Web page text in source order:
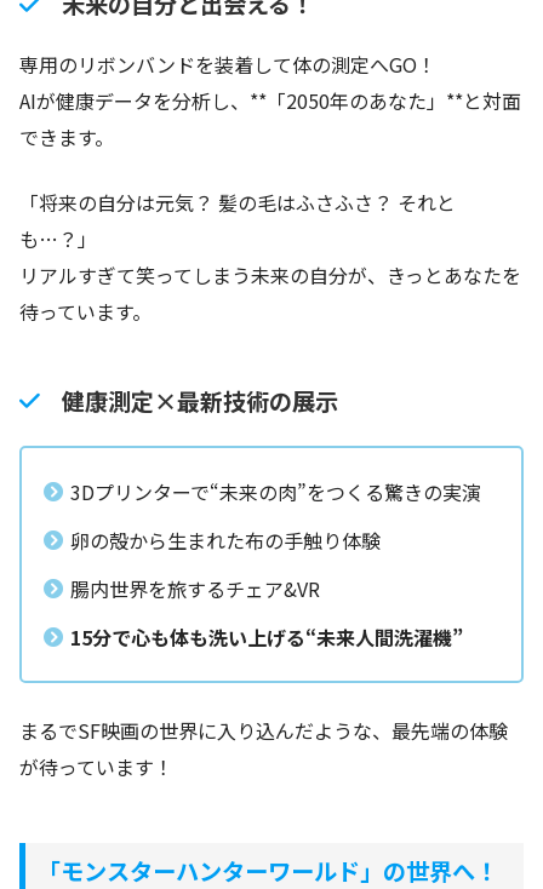
専用のリボンバンドを装着して体の測定へGO！
AIが健康データを分析し、**「2050年のあなた」**と対面
できます。
「将来の自分は元気？ 髪の毛はふさふさ？ それと
も…？」
リアルすぎて笑ってしまう未来の自分が、きっとあなたを
待っています。
健康測定×最新技術の展示
3Dプリンターで“未来の肉”をつくる驚きの実演
卵の殻から生まれた布の手触り体験
腸内世界を旅するチェア&VR
15分で心も体も洗い上げる“未来人間洗濯機”
まるでSF映画の世界に入り込んだような、最先端の体験
が待っています！
「モンスターハンターワールド」の世界へ！